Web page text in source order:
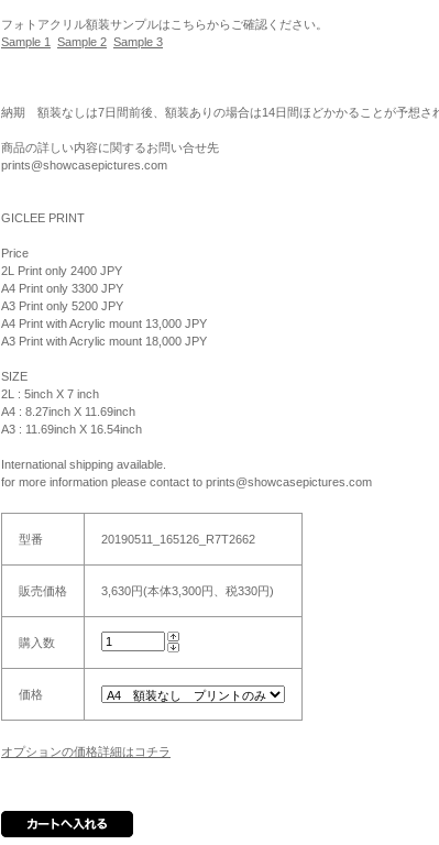
フォトアクリル額装サンプルはこちらからご確認ください。
Sample 1
Sample 2 Sample 3
納期 額装なしは7日間前後、額装ありの場合は14日間ほどかかることが予想さ
商品の詳しい内容に関するお問い合せ先
prints@showcasepictures.com
GICLEE PRINT
Price
2L Print only 2400 JPY
A4 Print only 3300 JPY
A3 Print only 5200 JPY
A4 Print with Acrylic mount 13,000 JPY
A3 Print with Acrylic mount 18,000 JPY
SIZE
2L : 5inch X 7 inch
A4 : 8.27inch X 11.69inch
A3 : 11.69inch X 16.54inch
International shipping available.
for more information please contact to prints@showcasepictures.com
型番 20190511_165126_R7T2662
販売価格 3,630円(本体3,300円、税330円)
購入数
価格
オプションの価格詳細はコチラ